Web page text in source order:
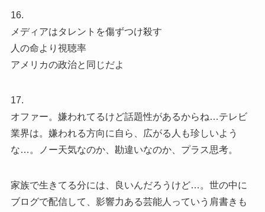
16.
メディアはタレントを傷ずつけ殺す
人の命より視聴率
アメリカの政治と同じだよ
17.
オファー。嫌われてるけど話題性があるからね…テレビ
業界は。嫌われる方向に自ら、広がる人も珍しいよう
な…。ノー天気なのか、勘違いなのか、プラス思考。
家族で生きてる分には、良いんだろうけど…。世の中に
ブログで配信して、影響力ある芸能人っていう肩書きも